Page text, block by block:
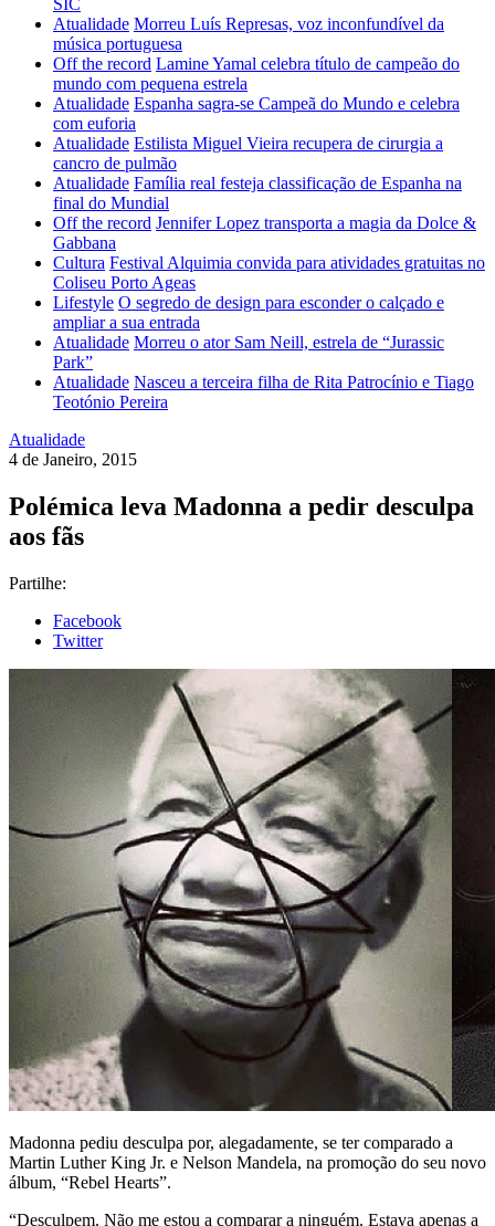
SIC
Atualidade Morreu Luís Represas, voz inconfundível da
música portuguesa
Off the record Lamine Yamal celebra título de campeão do
mundo com pequena estrela
Atualidade Espanha sagra-se Campeã do Mundo e celebra
com euforia
Atualidade Estilista Miguel Vieira recupera de cirurgia a
cancro de pulmão
Atualidade Família real festeja classificação de Espanha na
final do Mundial
Off the record Jennifer Lopez transporta a magia da Dolce &
Gabbana
Cultura Festival Alquimia convida para atividades gratuitas no
Coliseu Porto Ageas
Lifestyle O segredo de design para esconder o calçado e
ampliar a sua entrada
Atualidade Morreu o ator Sam Neill, estrela de “Jurassic
Park”
Atualidade Nasceu a terceira filha de Rita Patrocínio e Tiago
Teotónio Pereira
Atualidade
4 de Janeiro, 2015
Polémica leva Madonna a pedir desculpa
aos fãs
Partilhe:
Facebook
Twitter
Madonna pediu desculpa por, alegadamente, se ter comparado a
Martin Luther King Jr. e Nelson Mandela, na promoção do seu novo
álbum, “Rebel Hearts”.
“Desculpem. Não me estou a comparar a ninguém. Estava apenas a